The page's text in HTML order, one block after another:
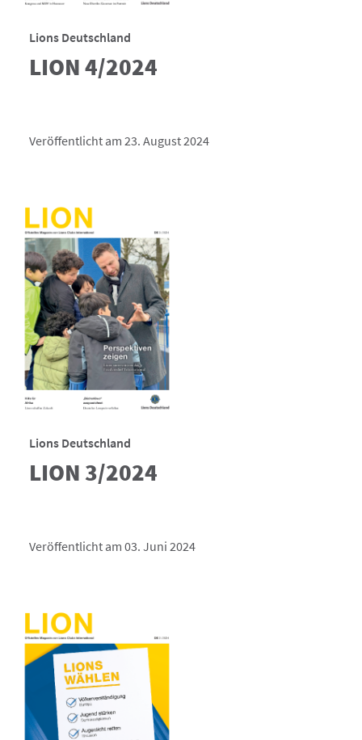
Lions Deutschland
LION 4/2024
Veröffentlicht am 23. August 2024
Lions Deutschland
LION 3/2024
Veröffentlicht am 03. Juni 2024